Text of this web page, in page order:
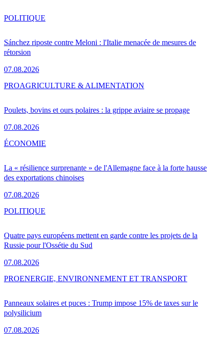
Sánchez riposte contre Meloni : l'Italie menacée de mesures de
rétorsion
07.08.2026
POLITIQUE
Poulets, bovins et ours polaires : la grippe aviaire se propage
07.08.2026
PROAGRICULTURE & ALIMENTATION
La « résilience surprenante » de l'Allemagne face à la forte hausse
des exportations chinoises
07.08.2026
ÉCONOMIE
Quatre pays européens mettent en garde contre les projets de la
Russie pour l'Ossétie du Sud
07.08.2026
POLITIQUE
Panneaux solaires et puces : Trump impose 15% de taxes sur le
polysilicium
07.08.2026
PROENERGIE, ENVIRONNEMENT ET TRANSPORT